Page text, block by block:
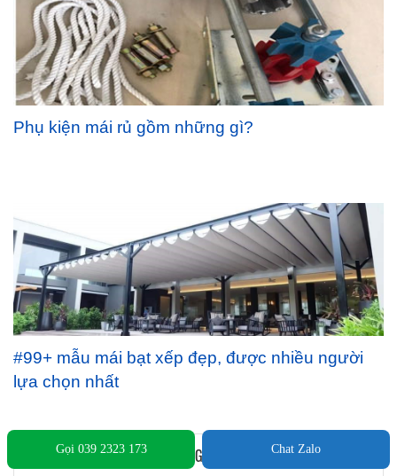
Chat Zalo
Gọi 039 2323 173
Phụ kiện mái rủ gồm những gì?
#99+ mẫu mái bạt xếp đẹp, được nhiều người
lựa chọn nhất
HOẠT ĐỘNG - TIN TỨC